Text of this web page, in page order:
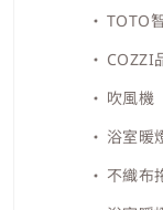
TOTO
COZZI
吹風機
浴室暖
不織布